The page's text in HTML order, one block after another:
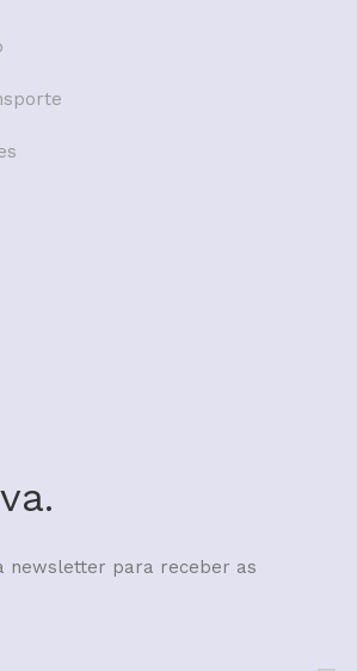
newsletter para receber as